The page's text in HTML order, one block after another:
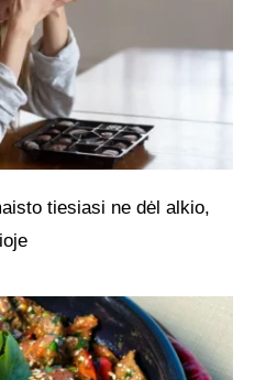
tiesiasi ne dėl alkio,